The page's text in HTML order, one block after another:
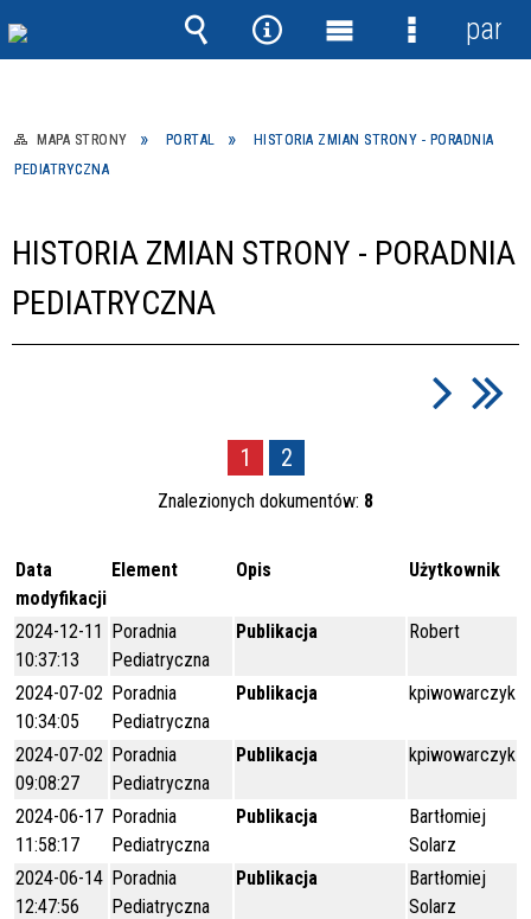
MAPA STRONY PORTAL
HISTORIA ZMIAN STRONY - PORADNIA
PEDIATRYCZNA
HISTORIA ZMIAN STRONY - PORADNIA
PEDIATRYCZNA
1 2
Znalezionych dokumentów: 8
Data
modyfikacji
Element Opis Użytkownik
2024-12-11
10:37:13
Poradnia
Pediatryczna
Publikacja Robert
2024-07-02
10:34:05
Poradnia
Pediatryczna
Publikacja kpiwowarczyk
2024-07-02
09:08:27
Poradnia
Pediatryczna
Publikacja kpiwowarczyk
2024-06-17
11:58:17
Poradnia
Pediatryczna
Publikacja
Bartłomiej
Solarz
2024-06-14
12:47:56
Poradnia
Pediatryczna
Publikacja
Bartłomiej
Solarz
Wyszukiwarka
Narzędzia
Menu Menu
panel